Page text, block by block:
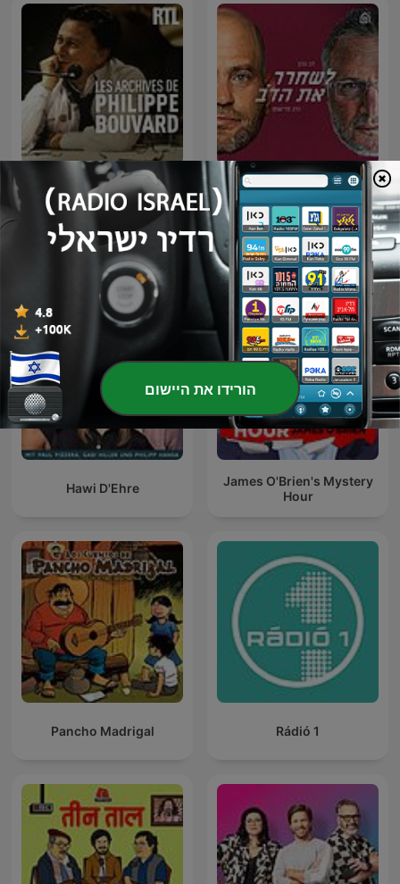
לשחרר את הדב
Les Grosses Têtes - Les
archives de Philippe
Bouvard
פודקאסטים בינלאומיים בנושא קומדיה
James O'Brien's Mystery
Hour
Hawi D'Ehre
Rádió 1
Pancho Madrigal
הורידו את היישום